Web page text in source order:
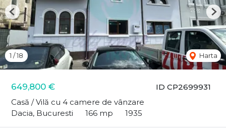
ID CP2699931
649,800 €
Casă / Vilă cu 4 camere de vânzare
Dacia, Bucuresti
166 mp 1935
1 /18 Harta
Previous